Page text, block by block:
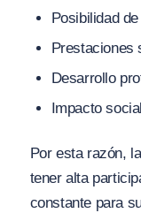
Posibilidad
Prestaciones
Desarrollo
Impacto
Por esta razón,
tener alta
constante para